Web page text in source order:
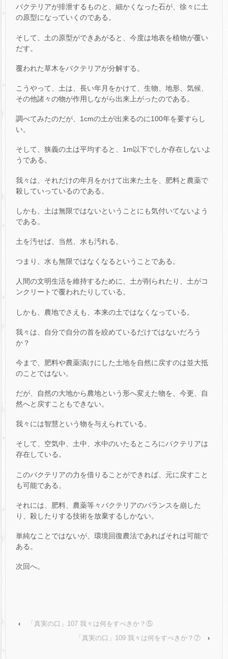
バクテリアが排泄するものと、細かくなった石が、徐々に土
の原型になっていくのである。
そして、土の原型ができあがると、今度は地表を植物が覆い
だす。
覆われた草木をバクテリアが分解する。
こうやって、土は、長い年月をかけて、生物、地形、気候、
その他諸々の物が作用しながら出来上がったのである。
調べてみたのだが、1cmの土が出来るのに100年を要すらし
い。
そして、狭義の土は平均すると、1m以下でしか存在しないよ
うである。
我々は、それだけの年月をかけて出来た土を、肥料と農薬で
殺していっているのである。
しかも、土は無限ではないということにも気付いてないよう
である。
土を汚せば、当然、水も汚れる。
つまり、水も無限ではなくなるということである。
人間の文明生活を維持するために、土が削られたり、土がコ
ンクリートで覆われたりしている。
しかも、農地でさえも、本来の土ではなくなっている。
我々は、自分で自分の首を絞めているだけではないだろう
か？
今まで、肥料や農薬漬けにした土地を自然に戻すのは並大抵
のことではない。
だが、自然の大地から農地という形へ変えた物を、今更、自
然へと戻すこともできない。
我々には智慧という物を与えられている。
そして、空気中、土中、水中のいたるところにバクテリアは
存在している。
このバクテリアの力を借りることができれば、元に戻すこと
も可能である。
それには、肥料、農薬等々バクテリアのバランスを崩した
り、殺したりする技術を放棄するしかない。
単純なことではないが、環境回復農法であればそれは可能で
ある。
次回へ。
‹
「真実の口」107 我々は何をすべきか？⑤
「真実の口」109 我々は何をすべきか？⑦
›